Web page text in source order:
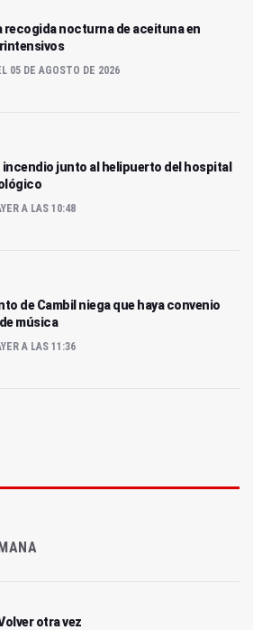
recogida nocturna de aceituna en
05 DE AGOSTO DE 2026
incendio junto al helipuerto del hospital
A LAS 10:48
de Cambil niega que haya convenio
música
A LAS 11:36
otra vez